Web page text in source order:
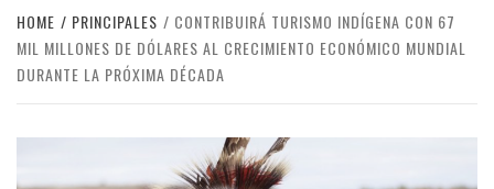
HOME PRINCIPALES
CONTRIBUIRÁ TURISMO INDÍGENA CON 67
MIL MILLONES DE DÓLARES AL CRECIMIENTO ECONÓMICO MUNDIAL
DURANTE LA PRÓXIMA DÉCADA